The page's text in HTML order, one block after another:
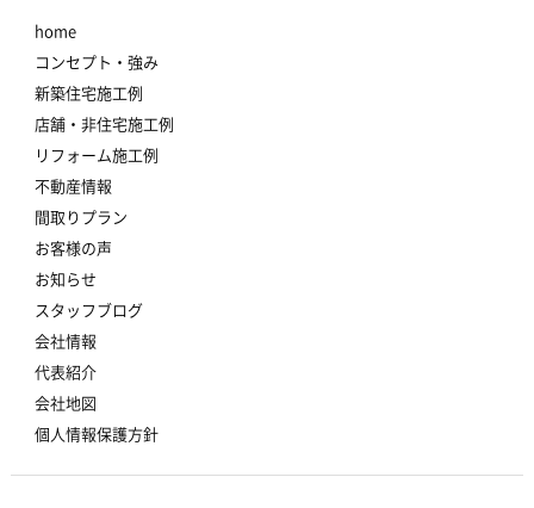
home
コンセプト・強み
新築住宅施工例
店舗・非住宅施工例
リフォーム施工例
不動産情報
間取りプラン
お客様の声
お知らせ
スタッフブログ
会社情報
代表紹介
会社地図
個人情報保護方針